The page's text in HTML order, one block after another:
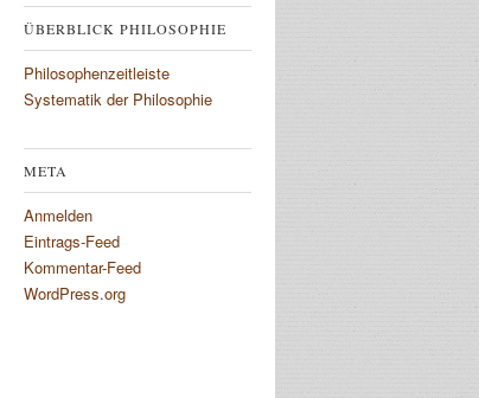
ÜBERBLICK PHILOSOPHIE
Philosophenzeitleiste
Systematik der Philosophie
META
Anmelden
Eintrags-Feed
Kommentar-Feed
WordPress.org